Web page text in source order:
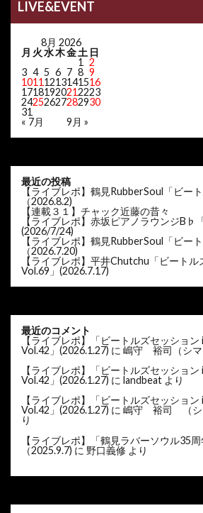
LIVE&EVENT
8月 2026
月 火水木金土 日
1 2
3 4 5 6 7 8 9
10111213141516
17181920212223
24252627282930
31
« 7月
9月 »
最近の投稿
【ライブレポ】鶴見RubberSoul「ビー
（2026.8.2)
【連載３１】チャック近藤の昔々
【ライブレポ】赤坂ピアノラウンジB♭
(2026/7/24)
【ライブレポ】鶴見RubberSoul「ビー
（2026.7.20)
【ライブレポ】平井Chutchu「ビート
Vol.69」(2026.7.17)
最近のコメント
【ライブレポ】「ビートルズセッション
Vol.42」(2026.1.27) に 嶋守 裕司（シマ
【ライブレポ】「ビートルズセッション
Vol.42」(2026.1.27) に landbeat より
【ライブレポ】「ビートルズセッション
Vol.42」(2026.1.27) に 嶋守 裕司 （シ
り
【ライブレポ】「鶴見ラバーソウル35周
（2025.9.7) に 野口義修 より